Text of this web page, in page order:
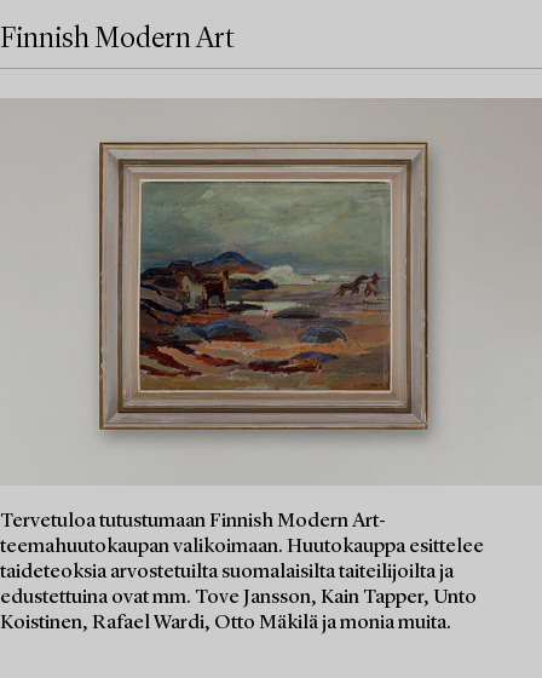
Finnish Modern Art
Tervetuloa tutustumaan Finnish Modern Art-
teemahuutokaupan valikoimaan. Huutokauppa esittelee
taideteoksia arvostetuilta suomalaisilta taiteilijoilta ja
edustettuina ovat mm. Tove Jansson, Kain Tapper, Unto
Koistinen, Rafael Wardi, Otto Mäkilä ja monia muita.